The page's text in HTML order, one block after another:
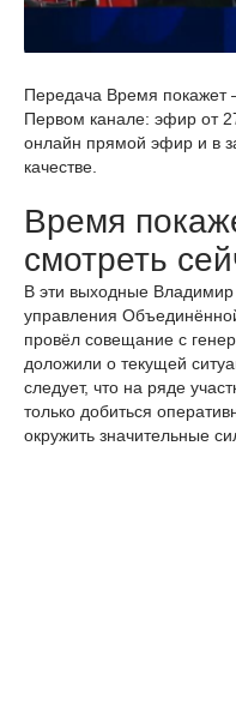
Передача Время
Первом канале: эфир от
онлайн прямой эфир и в
качестве.
Время
смотреть
В эти выходные Владимир
управления
провёл совещание с
доложили о текущей
следует, что на ряде
только добиться
окружить значительные